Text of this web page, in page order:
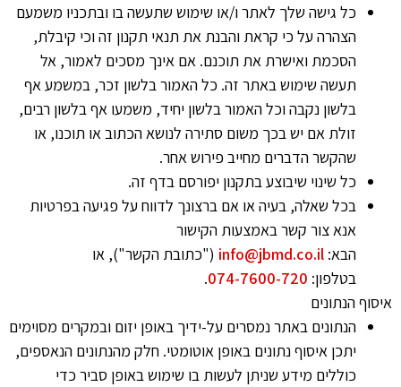
כל גישה שלך לאתר ו/או שימוש שתעשה בו ובתכניו משמעם
הצהרה על כי קראת והבנת את תנאי תקנון זה וכי קיבלת,
הסכמת ואישרת את תוכנם. אם אינך מסכים לאמור, אל
תעשה שימוש באתר זה. כל האמור בלשון זכר, במשמע אף
בלשון נקבה וכל האמור בלשון יחיד, משמעו אף בלשון רבים,
זולת אם יש בכך משום סתירה לנושא הכתוב או תוכנו, או
שהקשר הדברים מחייב פירוש אחר.
כל שינוי שיבוצע בתקנון יפורסם בדף זה.
בכל שאלה, בעיה או אם ברצונך לדווח על פגיעה בפרטיות
אנא צור קשר באמצעות הקישור
הבא: info@jbmd.co.il ("כתובת הקשר"), או
בטלפון: 074-7600-720
.
איסוף הנתונים
הנתונים באתר נמסרים על-ידיך באופן יזום ובמקרים מסוימים
יתכן איסוף נתונים באופן אוטומטי. חלק מהנתונים הנאספים,
כוללים מידע שניתן לעשות בו שימוש באופן סביר כדי